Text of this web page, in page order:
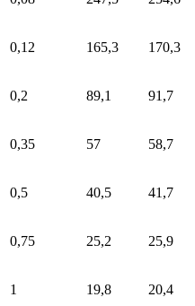
0,12 165,3 170,3
0,2 89,1 91,7
0,35 57 58,7
0,5 40,5 41,7
0,75 25,2 25,9
1 19,8 20,4